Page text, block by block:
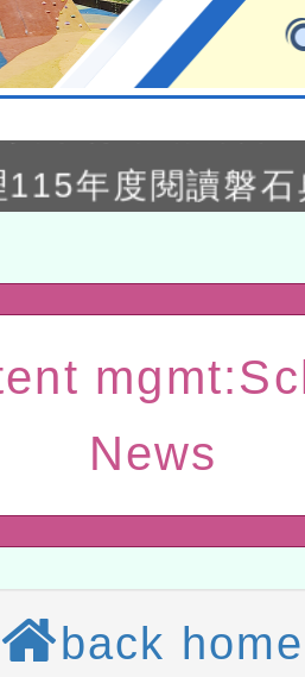
年度第2次代理
(無人報名，續辦
共學行動站研習
115年度閱讀磐
業研習
─人工智慧(AI)工
養講師名單
委員會函釋公務
請許可一案
部水利署委託財
理「115年表揚
22日(星期六)辦
園地景藝術節教
學年度第2次代理
News
back home